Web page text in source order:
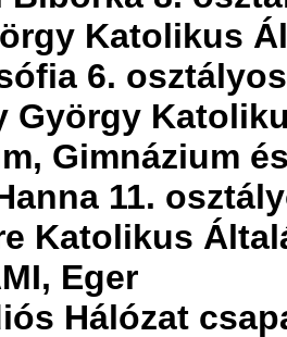
Katolikus
6.
György
Gimnázium
11.
Katolikus
Eger
Hálózat